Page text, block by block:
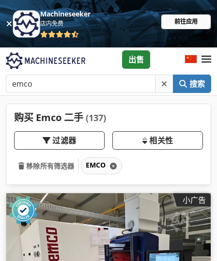
Machineseeker
店内免费 前往应用
搜索
出售
购买 Emco 二手 (137)
过滤器 相关性
移除所有筛选器 EMCO
小广告